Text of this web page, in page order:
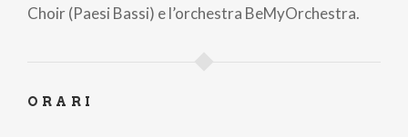
Choir (Paesi Bassi) e l’orchestra BeMyOrchestra.
ORARI